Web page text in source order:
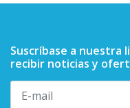
Suscríbase a nuestra
recibir noticias y